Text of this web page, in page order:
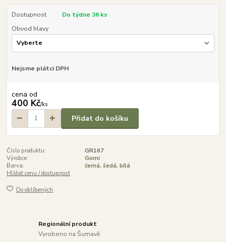
Dostupnost
Do týdne 36 ks
Obvod hlavy
Nejsme plátci DPH
cena od
400 Kč/ks
Přidat do košíku
Číslo produktu:
GR167
Výrobce:
Gomi
Barva:
černá, šedá, bílá
Hlídat cenu / dostupnost
Do oblíbených
Regionální produkt
Vyrobeno na Šumavě